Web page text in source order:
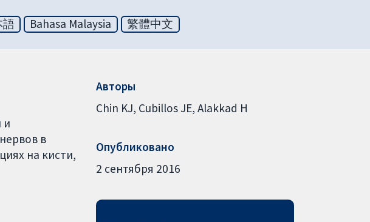
語 Bahasa Malaysia 繁體中文
и
в
на кисти,
Авторы
Chin KJ Cubillos JE Alakkad H
Опубликовано
2 сентября 2016